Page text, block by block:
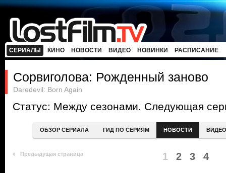
СЕРИАЛЫ КИНО НОВОСТИ ВИДЕО НОВИНКИ РАСПИСАНИЕ
Сорвиголова: Рожденный заново
Daredevil: Born Again
Статус: Между сезонами. Следующая
ОБЗОР СЕРИАЛА ГИД ПО СЕРИЯМ НОВОСТИ ВИДЕО
Предыдущая страница 1 2 3 4